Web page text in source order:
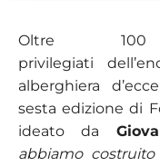
Oltre
privilegiati
alberghiera
sesta edizione di
ideato da
abbiamo